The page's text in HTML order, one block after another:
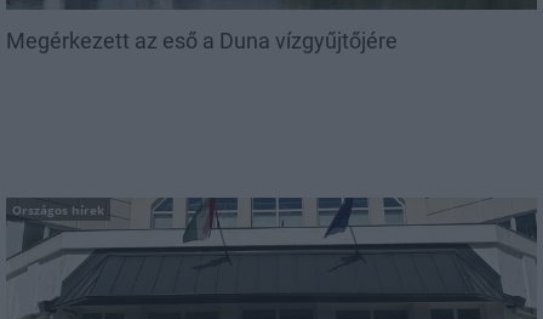
Megérkezett az eső a Duna vízgyűjtőjére
Országos hírek